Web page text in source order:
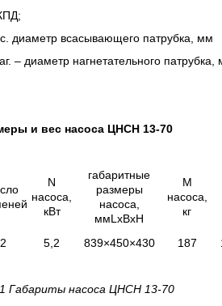
диаметр всасывающего патрубка, мм
– диаметр нагнетательного патрубка,
и вес насоса ЦНСН 13-70
N
насоса,
кВт
габаритные
размеры
насоса,
ммLxBxH
М
насоса,
кг
2 5,2 839×450×430 187
Габариты насоса ЦНСН 13-70